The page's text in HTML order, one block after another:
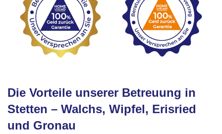
Die Vorteile unserer Betreuung in
Stetten – Walchs, Wipfel, Erisried
und Gronau